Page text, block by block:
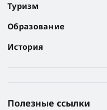
Туризм
Образование
История
Полезные ссылки